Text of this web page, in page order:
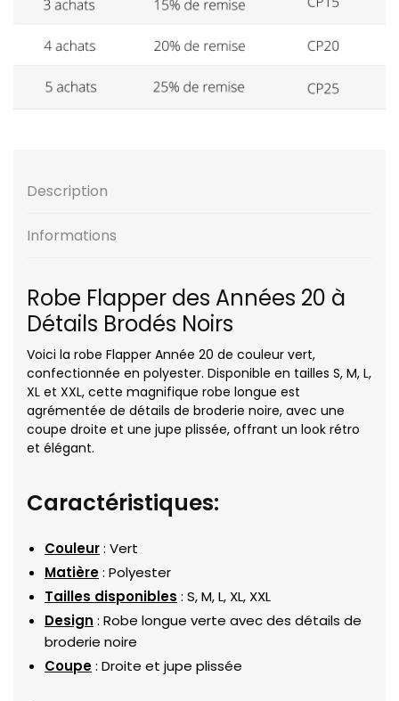
Description
Informations
Robe Flapper des Années 20 à
Détails Brodés Noirs
Voici la robe Flapper Année 20 de couleur vert,
confectionnée en polyester. Disponible en tailles S, M, L,
XL et XXL, cette magnifique robe longue est
agrémentée de détails de broderie noire, avec une
coupe droite et une jupe plissée, offrant un look rétro
et élégant.
Caractéristiques:
Couleur: Vert
Matière: Polyester
Tailles disponibles : S, M, L, XL, XXL
Design : Robe longue verte avec des détails de
broderie noire
Coupe: Droite et jupe plissée